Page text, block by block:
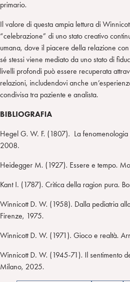
primario.
Il valore di questa ampia lettura di
“celebrazione” di uno stato creativo
umana, dove il piacere della relazione
sé stessi viene mediato da uno stato di
livelli profondi può essere recuperata
relazioni, includendovi anche
condivisa tra paziente e analista.
BIBLIOGRAFIA
Hegel G. W. F. (1807). La fenomenologia
2008.
Heidegger M. (1927). Essere e tempo.
Kant I. (1787). Critica della ragion pura.
Winnicott D. W. (1958). Dalla pediatria
Firenze, 1975.
Winnicott D. W. (1971). Gioco e realtà.
Winnicott D. W. (1945-71). Il sentimento
Milano, 2025.